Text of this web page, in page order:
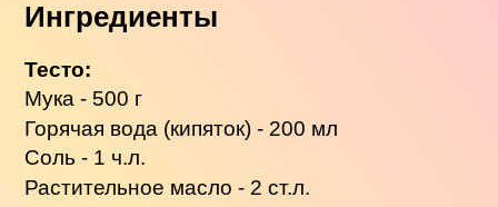
Ингредиенты
Тесто:
Мука - 500 г
Горячая вода (кипяток) - 200 мл
Соль - 1 ч.л.
Растительное масло - 2 ст.л.